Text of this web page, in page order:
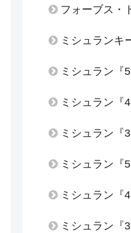
フォーブス・
ミシュランキ
ミシュラン『
ミシュラン『
ミシュラン『
ミシュラン『
ミシュラン『
ミシュラン『